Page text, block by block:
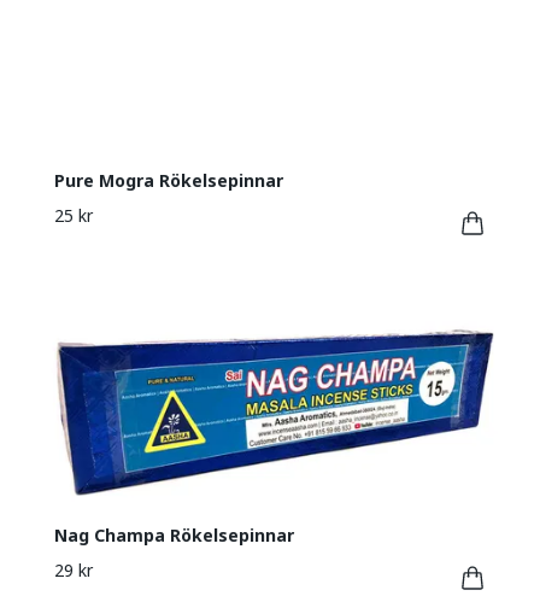
Pure Mogra Rökelsepinnar
25 kr
Nag Champa Rökelsepinnar
29 kr